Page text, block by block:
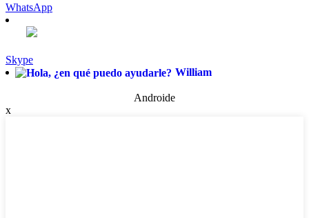
WhatsApp
Skype
William
Androide
x